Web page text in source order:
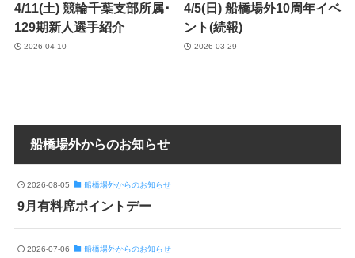
4/11(土) 競輪千葉支部所属･
129期新人選手紹介
2026-04-10
4/5(日) 船橋場外10周年イベ
ント(続報)
2026-03-29
船橋場外からのお知らせ
2026-08-05 船橋場外からのお知らせ
9月有料席ポイントデー
2026-07-06 船橋場外からのお知らせ